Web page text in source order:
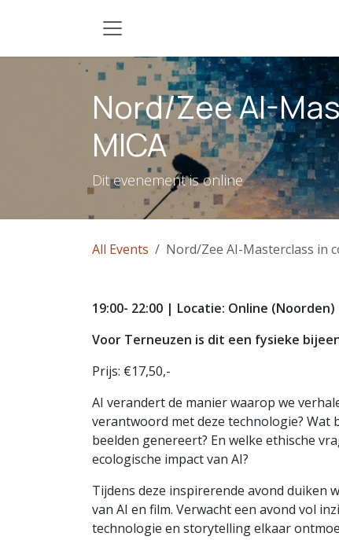
Nord/Zee AI-
MICA
Dit evenement is online
All Events Nord/Zee AI-Masterclass in
19:00- 22:00 | Locatie: Online (Noorden)
Voor Terneuzen is dit een fysieke
Prijs: €17,50,-
AI verandert de manier waarop we
verantwoord met deze technologie?
beelden genereert? En welke ethische
ecologische impact van AI?
Tijdens deze inspirerende avond duiken
van AI en film. Verwacht een avond vol
technologie en storytelling elkaar